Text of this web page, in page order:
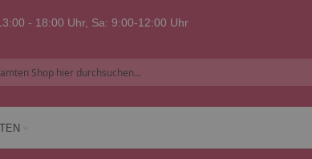
- 18:00 Uhr, Sa: 9:00-12:00 Uhr